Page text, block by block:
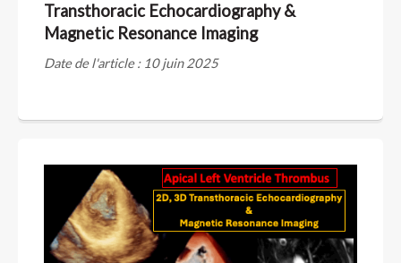
Transthoracic Echocardiography &
Magnetic Resonance Imaging
Date de l'article : 10 juin 2025